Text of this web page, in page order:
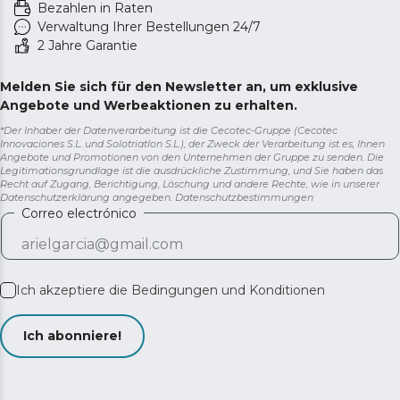
Bezahlen in Raten
Verwaltung Ihrer Bestellungen 24/7
2 Jahre Garantie
Melden Sie sich für den Newsletter an, um exklusive
Angebote und Werbeaktionen zu erhalten.
*Der Inhaber der Datenverarbeitung ist die Cecotec-Gruppe (Cecotec
Innovaciones S.L. und Solotriatlon S.L.), der Zweck der Verarbeitung ist es, Ihnen
Angebote und Promotionen von den Unternehmen der Gruppe zu senden. Die
Legitimationsgrundlage ist die ausdrückliche Zustimmung, und Sie haben das
Recht auf Zugang, Berichtigung, Löschung und andere Rechte, wie in unserer
Datenschutzerklärung angegeben. Datenschutzbestimmungen
Correo electrónico
Ich akzeptiere die Bedingungen und Konditionen
Ich abonniere!